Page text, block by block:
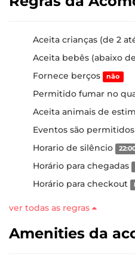
Aceita crianças (de 2
Aceita bebês (abaixo
Fornece berços não
Permitido fumar no
Aceita animais de
Eventos são permitidos
Horario de silêncio
Horário para chegadas
Horário para checkout
ver todas as regras
Amenities da